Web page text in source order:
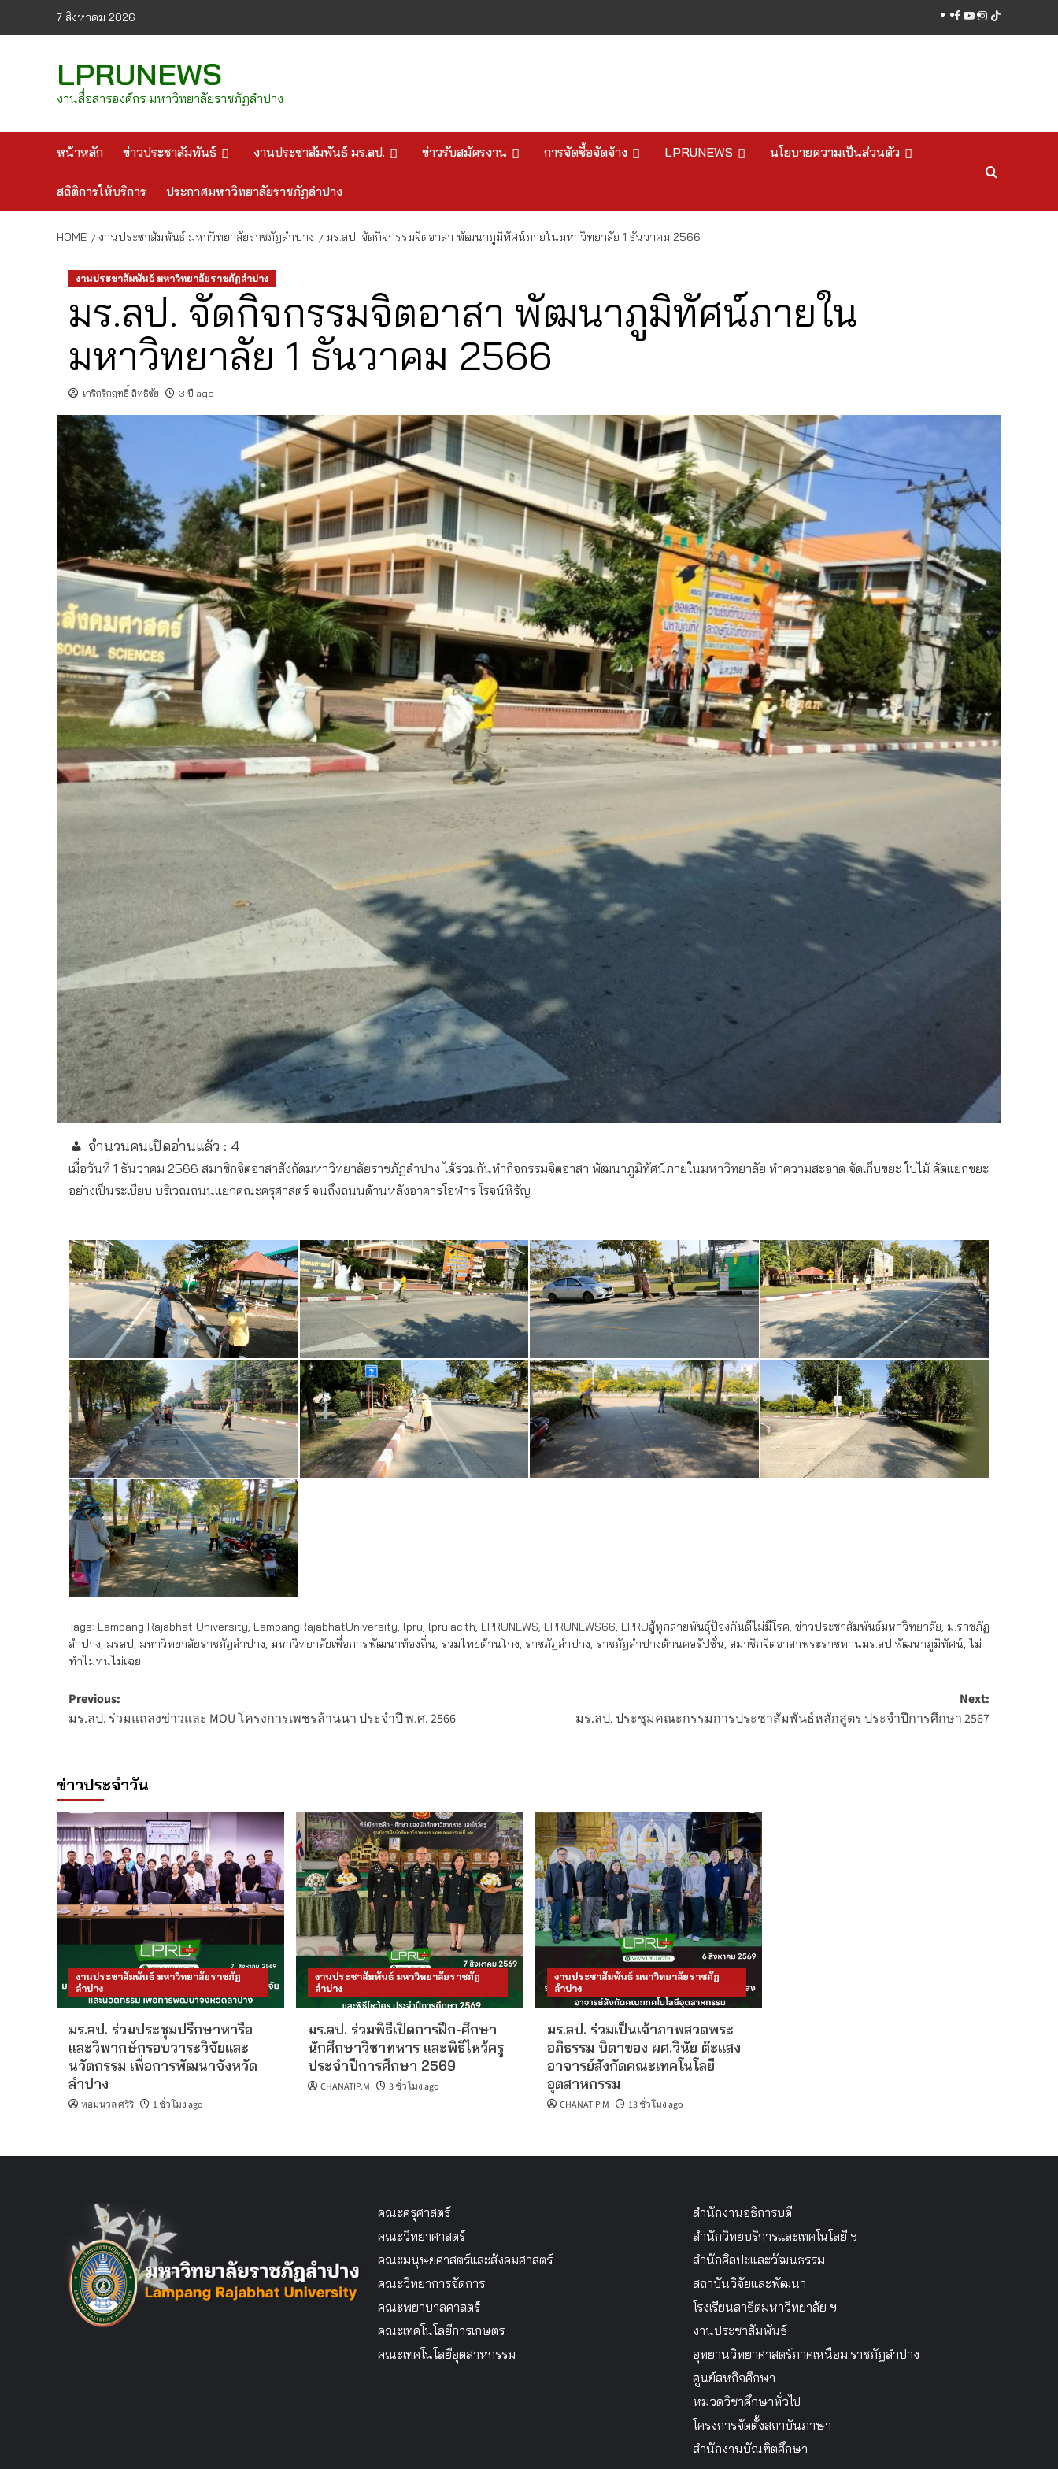
7 สิงหาคม 2026 facebook
youtube
instagram
tiktok
LPRUNEWS
งานสื่อสารองค์กร มหาวิทยาลัยราชภัฏลำปาง
หน้าหลัก ข่าวประชาสัมพันธ์ งานประชาสัมพันธ์ มร.ลป. ข่าวรับสมัครงาน การจัดซื้อจัดจ้าง LPRUNEWS นโยบายความเป็นส่วนตัว
สถิติการให้บริการ ประกาศมหาวิทยาลัยราชภัฏลำปาง
HOME งานประชาสัมพันธ์ มหาวิทยาลัยราชภัฏลำปาง มร.ลป. จัดกิจกรรมจิตอาสา พัฒนาภูมิทัศน์ภายในมหาวิทยาลัย 1 ธันวาคม 2566
งานประชาสัมพันธ์ มหาวิทยาลัยราชภัฏลำปาง
มร.ลป. จัดกิจกรรมจิตอาสา พัฒนาภูมิทัศน์ภายใน
มหาวิทยาลัย 1 ธันวาคม 2566
เกริกริกฤทธิ์ สิทธิชัย 3 ปี ago
จำนวนคนเปิดอ่านแล้ว : 4
เมื่อวันที่ 1 ธันวาคม 2566 สมาชิกจิตอาสาสังกัดมหาวิทยาลัยราชภัฏลำปาง ได้ร่วมกันทำกิจกรรมจิตอาสา พัฒนาภูมิทัศน์ภายในมหาวิทยาลัย ทำความสะอาด จัดเก็บขยะ ใบไม้ คัดแยกขยะ
อย่างเป็นระเบียบ บริเวณถนนแยกคณะครุศาสตร์ จนถึงถนนด้านหลังอาคารโอฬาร โรจน์หิรัญ
Tags: Lampang Rajabhat University, LampangRajabhatUniversity, lpru, lpru.ac.th, LPRUNEWS, LPRUNEWS66, LPRUสู้ทุกสายพันธุ์ป้องกันดีไม่มีโรค, ข่าวประชาสัมพันธ์มหาวิทยาลัย, ม.ราชภัฏ
ลำปาง, มรลป, มหาวิทยาลัยราชภัฏลำปาง, มหาวิทยาลัยเพื่อการพัฒนาท้องถิ่น, รวมไทยต้านโกง, ราชภัฏลำปาง, ราชภัฏลำปางต้านคอรัปชั่น, สมาชิกจิตอาสาพระราชทานมร.ลป.พัฒนาภูมิทัศน์, ไม่
ทำไม่ทนไม่เฉย
Post
navigation
Previous:
มร.ลป. ร่วมแถลงข่าวและ MOU โครงการเพชรล้านนา ประจำปี พ.ศ. 2566
Next:
มร.ลป. ประชุมคณะกรรมการประชาสัมพันธ์หลักสูตร ประจำปีการศึกษา 2567
ข่าวประจำวัน
งานประชาสัมพันธ์ มหาวิทยาลัยราชภัฏ
ลำปาง
มร.ลป. ร่วมประชุมปรึกษาหารือ
และวิพากษ์กรอบวาระวิจัยและ
นวัตกรรม เพื่อการพัฒนาจังหวัด
ลำปาง
หอมนวล ศรีริ 1 ชั่วโมง ago
งานประชาสัมพันธ์ มหาวิทยาลัยราชภัฏ
ลำปาง
มร.ลป. ร่วมพิธีเปิดการฝึก-ศึกษา
นักศึกษาวิชาทหาร และพิธีไหว้ครู
ประจำปีการศึกษา 2569
CHANATIP.M 3 ชั่วโมง ago
งานประชาสัมพันธ์ มหาวิทยาลัยราชภัฏ
ลำปาง
มร.ลป. ร่วมเป็นเจ้าภาพสวดพระ
อภิธรรม บิดาของ ผศ.วินัย ต๊ะแสง
อาจารย์สังกัดคณะเทคโนโลยี
อุตสาหกรรม
CHANATIP.M 13 ชั่วโมง ago
คณะครุศาสตร์
คณะวิทยาศาสตร์
คณะมนุษยศาสตร์และสังคมศาสตร์
คณะวิทยาการจัดการ
คณะพยาบาลศาสตร์
คณะเทคโนโลยีการเกษตร
คณะเทคโนโลยีอุตสาหกรรม
สำนักงานอธิการบดี
สำนักวิทยบริการและเทคโนโลยี ฯ
สำนักศิลปะและวัฒนธรรม
สถาบันวิจัยและพัฒนา
โรงเรียนสาธิตมหาวิทยาลัย ฯ
งานประชาสัมพันธ์
อุทยานวิทยาศาสตร์ภาคเหนือม.ราชภัฏลำปาง
ศูนย์สหกิจศึกษา
หมวดวิชาศึกษาทั่วไป
โครงการจัดตั้งสถาบันภาษา
สำนักงานบัณฑิตศึกษา